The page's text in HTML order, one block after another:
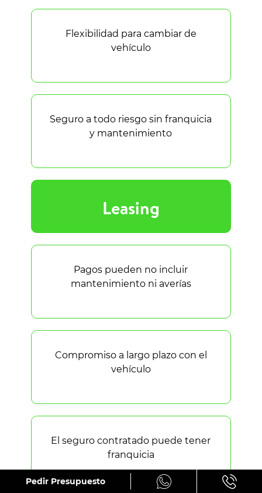
Leasing
Pagos pueden no incluir
mantenimiento ni averías
Flexibilidad para cambiar de
vehículo
Compromiso a largo plazo con el
vehículo
Seguro a todo riesgo sin franquicia
y mantenimiento
El seguro contratado puede tener
franquicia
Pedir Presupuesto